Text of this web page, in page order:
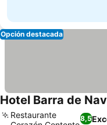
Opción destacada
Hotel Barra de
8,5
Restaurante